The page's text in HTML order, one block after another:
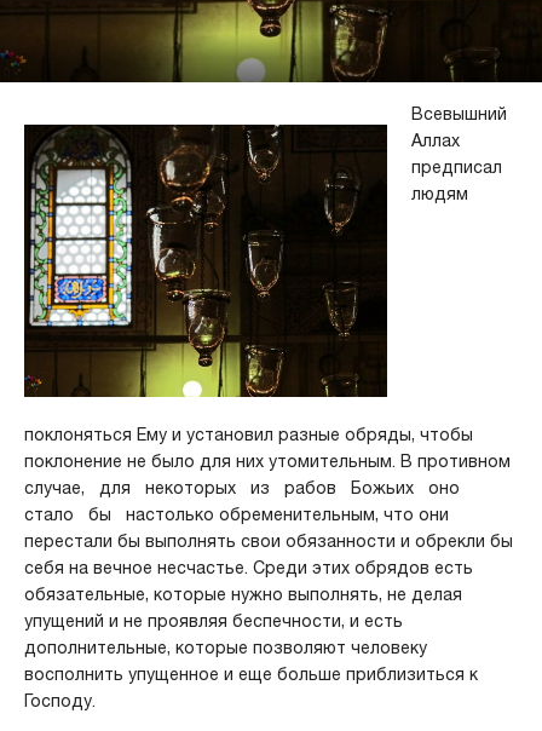
Всевышний
Аллах
предписал
людям
поклоняться Ему и установил разные обряды, чтобы
поклонение не было для них утомительным. В противном
случае, для некоторых из рабов Божьих оно
стало бы настолько обременительным, что они
перестали бы выполнять свои обязанности и обрекли бы
себя на вечное несчастье. Среди этих обрядов есть
обязательные, которые нужно выполнять, не делая
упущений и не проявляя беспечности, и есть
дополнительные, которые позволяют человеку
восполнить упущенное и еще больше приблизиться к
Господу.